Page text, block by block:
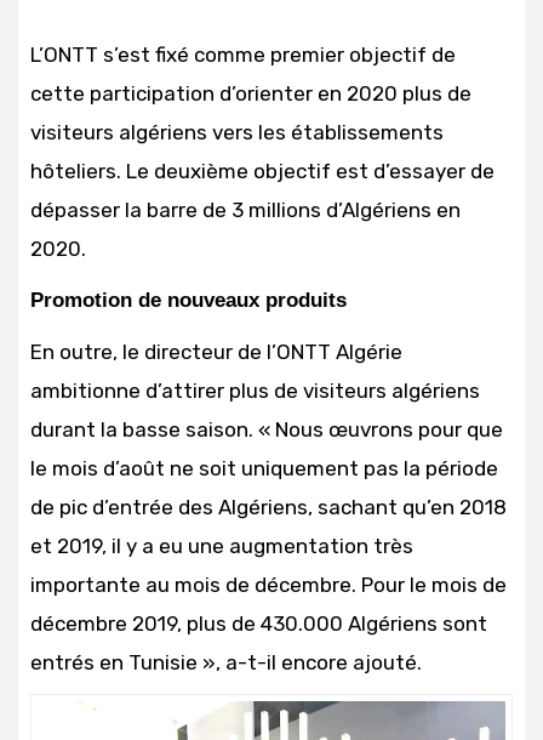
L’ONTT s’est fixé comme premier objectif de
cette participation d’orienter en 2020 plus de
visiteurs algériens vers les établissements
hôteliers. Le deuxième objectif est d’essayer de
dépasser la barre de 3 millions d’Algériens en
2020.
Promotion de nouveaux produits
En outre, le directeur de l’ONTT Algérie
ambitionne d’attirer plus de visiteurs algériens
durant la basse saison. « Nous œuvrons pour que
le mois d’août ne soit uniquement pas la période
de pic d’entrée des Algériens, sachant qu’en 2018
et 2019, il y a eu une augmentation très
importante au mois de décembre. Pour le mois de
décembre 2019, plus de 430.000 Algériens sont
entrés en Tunisie », a-t-il encore ajouté.